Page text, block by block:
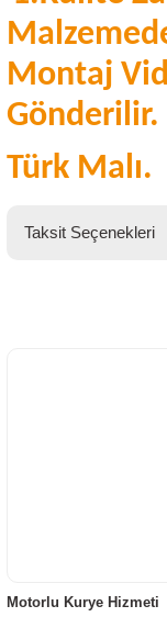
Montaj
Gönderilir.
Türk Malı.
Taksit Seçenekleri
Motorlu Kurye Hizmeti